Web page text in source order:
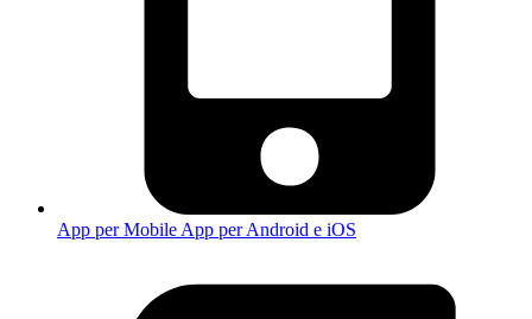
App per Mobile App per Android e iOS